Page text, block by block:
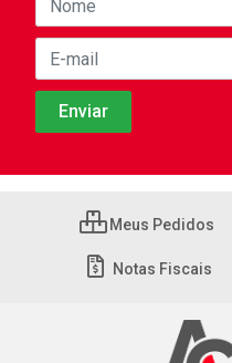
Meus Pedidos
Notas Fiscais